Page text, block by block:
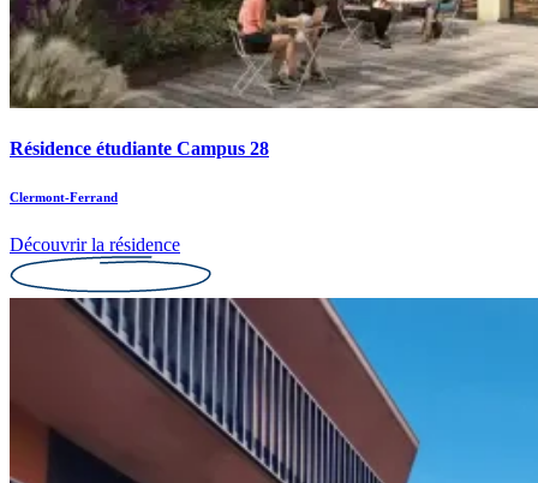
Résidence étudiante Campus 28
Clermont-Ferrand
Découvrir la résidence